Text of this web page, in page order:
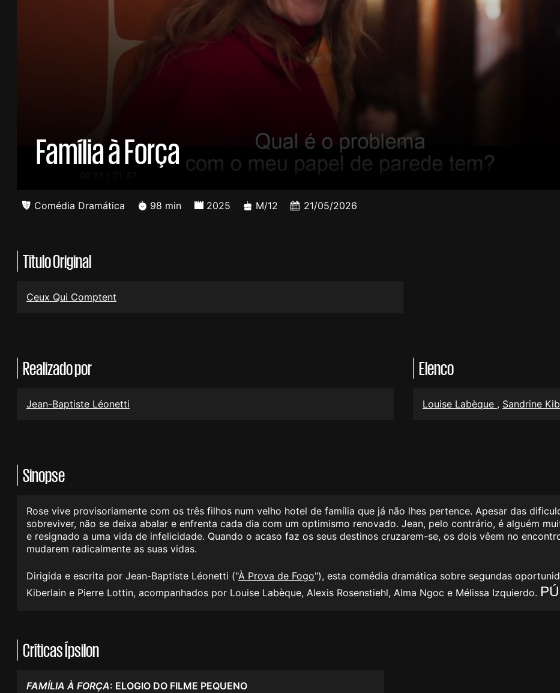
Família à Força
Comédia Dramática 98 min 2025 M/12 21/05/2026
Título Original
Ceux Qui Comptent
Realizado por
Jean-Baptiste Léonetti
Elenco
Louise Labèque , Sandrine
Sinopse
Rose vive provisoriamente com os três filhos num velho hotel de família que já não lhes pertence. Apesar das
sobreviver, não se deixa abalar e enfrenta cada dia com um optimismo renovado. Jean, pelo contrário, é alguém
e resignado a uma vida de infelicidade. Quando o acaso faz os seus destinos cruzarem-se, os dois vêem no
mudarem radicalmente as suas vidas.
Dirigida e escrita por Jean-Baptiste Léonetti ("À Prova de Fogo"), esta comédia dramática sobre segundas
Kiberlain e Pierre Lottin, acompanhados por Louise Labèque, Alexis Rosenstiehl, Alma Ngoc e Mélissa Izquierdo.
Críticas Ípsilon
FAMÍLIA À FORÇA: ELOGIO DO FILME PEQUENO